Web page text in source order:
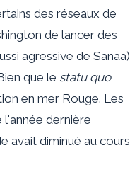
des réseaux de
de lancer des
agressive de Sanaa)
que le statu quo
en mer Rouge. Les
dernière
avait diminué au cours